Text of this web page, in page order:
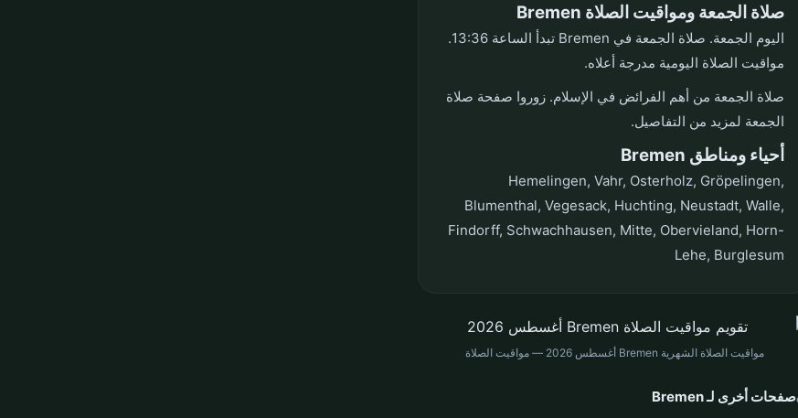
صلاة الجمعة ومواقيت الصلاة Bremen
اليوم الجمعة. صلاة الجمعة في Bremen تبدأ الساعة 13:36.
مواقيت الصلاة اليومية مدرجة أعلاه.
صلاة الجمعة من أهم الفرائض في الإسلام. زوروا صفحة صلاة
الجمعة لمزيد من التفاصيل.
أحياء ومناطق Bremen
Hemelingen, Vahr, Osterholz, Gröpelingen,
Blumenthal, Vegesack, Huchting, Neustadt, Walle,
Findorff, Schwachhausen, Mitte, Obervieland, Horn-
Lehe, Burglesum
مواقيت الصلاة الشهرية Bremen أغسطس 2026 — مواقيت الصلاة
صفحات أخرى لـ Bremen